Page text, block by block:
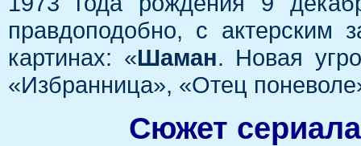
правдоподобно, с актерским
картинах: «Шаман. Новая
«Избранница», «Отец
Сюжет